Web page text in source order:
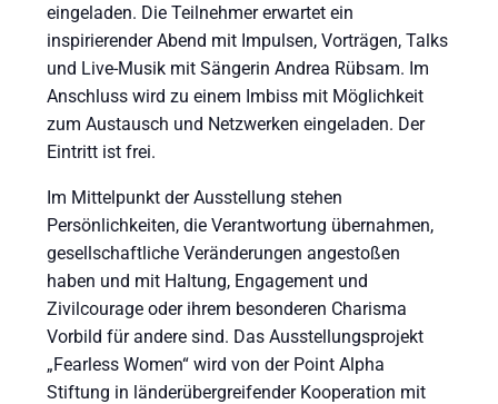
eingeladen. Die Teilnehmer erwartet ein
inspirierender Abend mit Impulsen, Vorträgen, Talks
und Live-Musik mit Sängerin Andrea Rübsam. Im
Anschluss wird zu einem Imbiss mit Möglichkeit
zum Austausch und Netzwerken eingeladen. Der
Eintritt ist frei.
Im Mittelpunkt der Ausstellung stehen
Persönlichkeiten, die Verantwortung übernahmen,
gesellschaftliche Veränderungen angestoßen
haben und mit Haltung, Engagement und
Zivilcourage oder ihrem besonderen Charisma
Vorbild für andere sind. Das Ausstellungsprojekt
„Fearless Women“ wird von der Point Alpha
Stiftung in länderübergreifender Kooperation mit